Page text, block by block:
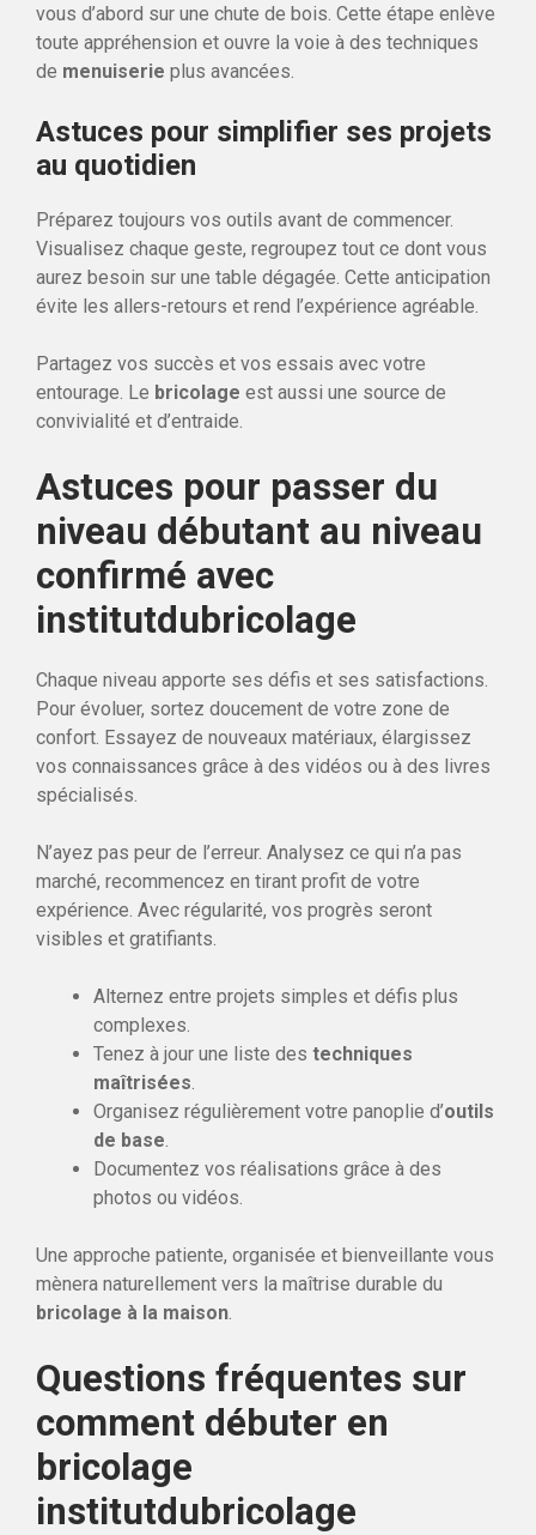
vous d’abord sur une chute de bois. Cette étape enlève
toute appréhension et ouvre la voie à des techniques
de menuiserie plus avancées.
Astuces pour simplifier ses projets
au quotidien
Préparez toujours vos outils avant de commencer.
Visualisez chaque geste, regroupez tout ce dont vous
aurez besoin sur une table dégagée. Cette anticipation
évite les allers-retours et rend l’expérience agréable.
Partagez vos succès et vos essais avec votre
entourage. Le bricolage est aussi une source de
convivialité et d’entraide.
Astuces pour passer du
niveau débutant au niveau
confirmé avec
institutdubricolage
Chaque niveau apporte ses défis et ses satisfactions.
Pour évoluer, sortez doucement de votre zone de
confort. Essayez de nouveaux matériaux, élargissez
vos connaissances grâce à des vidéos ou à des livres
spécialisés.
N’ayez pas peur de l’erreur. Analysez ce qui n’a pas
marché, recommencez en tirant profit de votre
expérience. Avec régularité, vos progrès seront
visibles et gratifiants.
Alternez entre projets simples et défis plus
complexes.
Tenez à jour une liste des techniques
maîtrisées.
Organisez régulièrement votre panoplie d’outils
de base.
Documentez vos réalisations grâce à des
photos ou vidéos.
Une approche patiente, organisée et bienveillante vous
mènera naturellement vers la maîtrise durable du
bricolage à la maison.
Questions fréquentes sur
comment débuter en
bricolage
institutdubricolage